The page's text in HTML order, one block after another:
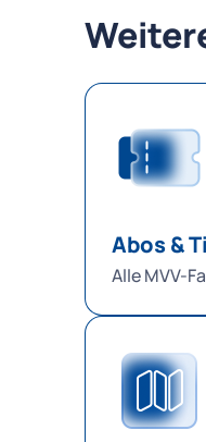
Abos &
Alle MVV-